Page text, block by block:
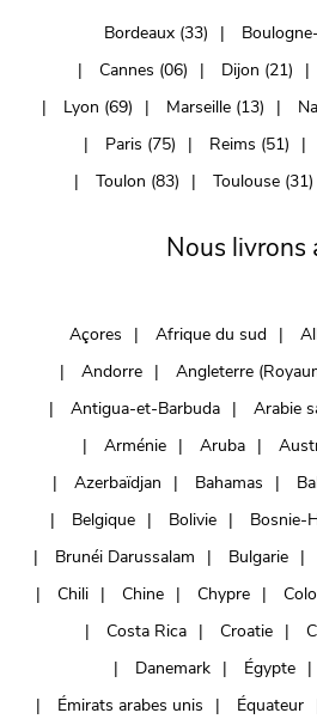
Bordeaux (33)
Cannes (06)
Dijon (21)
Lyon (69)
Marseille (13)
Paris (75)
Reims (51)
Toulon (83)
Toulouse (31)
Nous livrons
Açores Afrique du sud
Andorre
Angleterre
Antigua-et-Barbuda
Arabie
Arménie
Aruba
Azerbaïdjan
Bahamas
Belgique
Bolivie Bosnie-
Brunéi Darussalam
Bulgarie
Chili
Chine Chypre
Costa Rica
Croatie
Danemark
Égypte
Émirats arabes unis
Équateur